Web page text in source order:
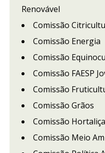
Renovável
Comissão
Comissão Energia
Comissão
Comissão FAESP
Comissão
Comissão Grãos
Comissão
Comissão Meio